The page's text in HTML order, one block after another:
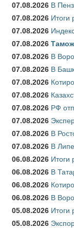
07.08.2026 В
07.08.2026 Итоги
07.08.2026
07.08.2026
07.08.2026 В
07.08.2026 В
07.08.2026
07.08.2026
07.08.2026 РФ
07.08.2026
07.08.2026 В
07.08.2026 В
06.08.2026 Итоги
06.08.2026 В
06.08.2026
06.08.2026 В
05.08.2026 Итоги
05.08.2026